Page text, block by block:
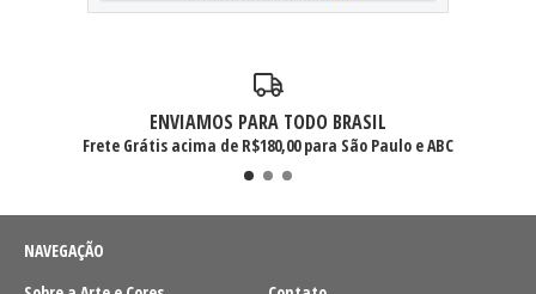
ENVIAMOS PARA TODO BRASIL
Frete Grátis acima de R$180,00 para São Paulo e ABC
NAVEGAÇÃO